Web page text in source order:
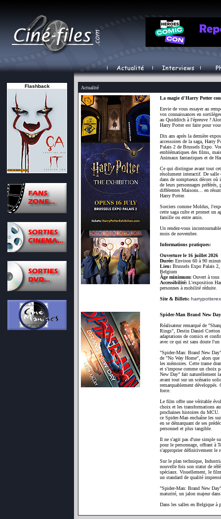
Flashback
Actualité
La magie d'Harry Potter
Envie de vous essayer au
vos connaissances en
au Quidditch à l'épreuve ?
Harry Potter est faite pour
Dix ans après la dernière
accessoires de la saga, Harry
Palais 2 de Brussels Expo.
emblématiques des films,
Animaux fantastiques et de
Ce qui distingue avant tout cet
résolument interactif. De
dans de somptueux décors où
de leurs personnages
différentes Maisons... en
Harry Potter.
Sorciers comme Moldus,
cette saga culte et promet un
famille ou entre amis.
Un rendez-vous
mois de novembre.
Informations pratiques:
Ouverture le 16 juillet 2026
Durée: Environ 60 à 90
Lieu: Brussels Expo Palais
Belgium
Âge minimum: Ouvert à tous
Accessibilité: L'exposition
personnes à mobilité réduite.
Site & Billets:
Spider-Man Brand New Day
Réalisateur remarqué de
Rings", Destin Daniel
adaptations de comics et
avec ce qui est sans doute
"Spider-Man: Brand New Day"
de "No Way Home", alors que
les mémoires. Cette trame
et s'impose comme un choix
New Day" fait naturellement
avant tout sur un scénario
remarquablement
force.
Le film offre une véritable
choix et les transformations
prochaines histoires du MCU.
ce Spider-Man enchaîne les
en se démarquant de ses
personnel et plus tangible.
Il ne s'agit pas d'une simple
pour le personnage, offrant à
s'approprier définitivement le
Sur le plan technique,
nouvelle fois son statut de
spéciaux. Visuellement, le
un standard de qualité
"Spider-Man: Brand New
maturité, un jalon majeur
Dans les salles en Belgique à